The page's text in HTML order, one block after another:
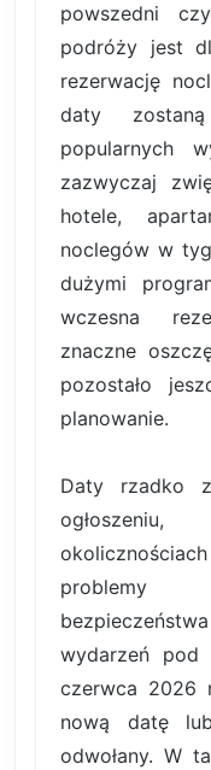
powszedni
podróży jest
rezerwację
daty
popularnych
zazwyczaj
hotele,
noclegów w
dużymi
wczesna
znaczne
pozostało
planowanie.
Daty rzadko
problemy
wydarzeń pod
czerwca 2026
nową datę
odwołany. W